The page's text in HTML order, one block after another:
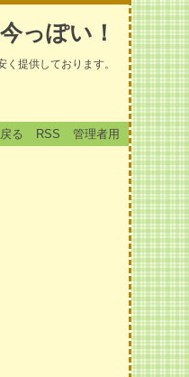
っぽい！
提供しております。
戻る RSS 管理者用